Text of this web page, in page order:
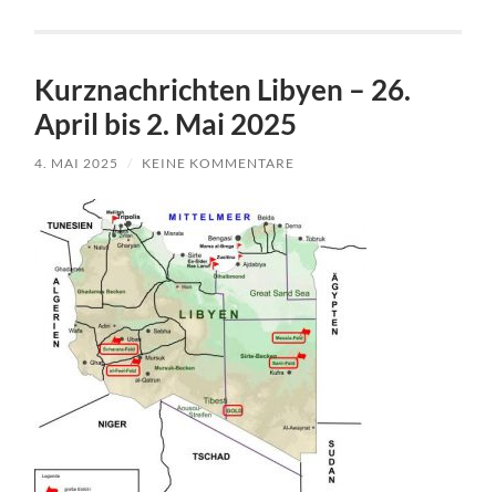
Kurznachrichten Libyen – 26.
April bis 2. Mai 2025
4. MAI 2025 / KEINE KOMMENTARE